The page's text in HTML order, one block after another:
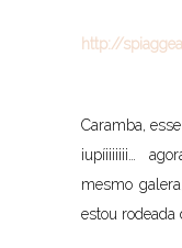
http://
Caramba,
iupíiiiiiii…
mesmo
estou rodeada